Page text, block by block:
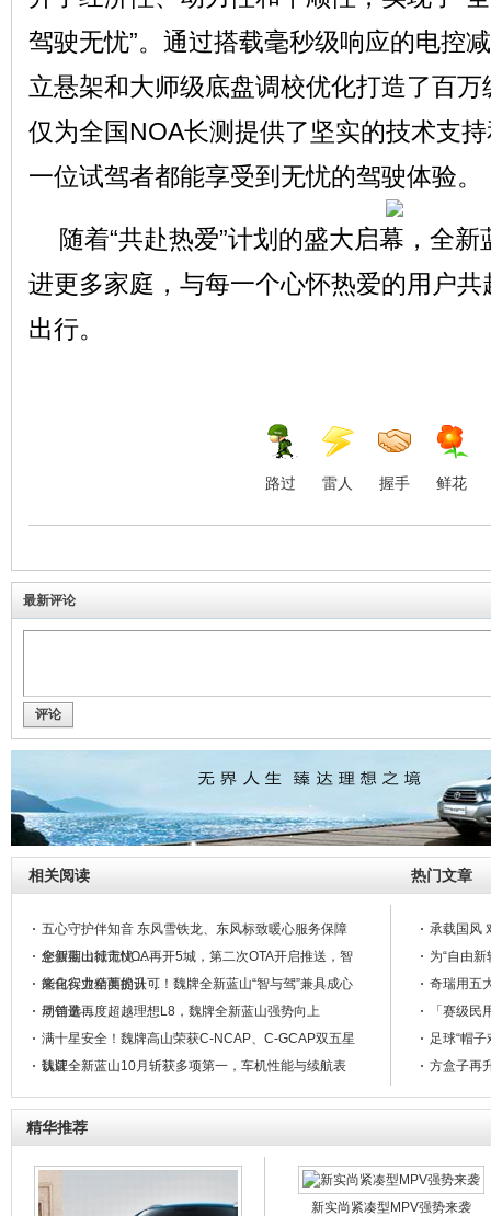
驾驶无忧”。通过搭载毫秒级响应的电控
立悬架和大师级底盘调校优化打造了百
仅为全国NOA长测提供了坚实的技术支
一位试驾者都能享受到无忧的驾驶体验。
随着“共赴热爱”计划的盛大启幕，全
进更多家庭，与每一个心怀热爱的用户
出行。
路过 雷人 握手 鲜花
最新评论
评论
相关阅读 热门文章
五心守护伴知音 东风雪铁龙、东风标致暖心服务保障
您假期出行无忧 ...
全新蓝山城市NOA再开5城，第二次OTA开启推送，智
能化实力全面提升 ...
来自行业精英的认可！魏牌全新蓝山“智与驾”兼具成心
动首选 ...
周销量再度超越理想L8，魏牌全新蓝山强势向上
满十星安全！魏牌高山荣获C-NCAP、C-GCAP双五星
认证
魏牌全新蓝山10月斩获多项第一，车机性能与续航表
现位居各大榜单榜首 ...
十一出行报告新鲜出炉！魏牌全新蓝山凭何持续圈粉？
插混VS增程：魏牌全新蓝山用天花板Hi4诠释都市家庭
用车最优解 ...
四冠王飞驰天马，东风风神奕炫杯点燃秋日速度激情
践行无畏精神，东风猛士917携手医药精英上演戈壁群
英会
东风风神L7 EV上市 10.99万元起 国产纯电SUV集体杀
承载国风
为“自由
奇瑞用五
「赛级
足球“帽
方盒子再
精华推荐
新实尚紧凑型MPV强势来袭